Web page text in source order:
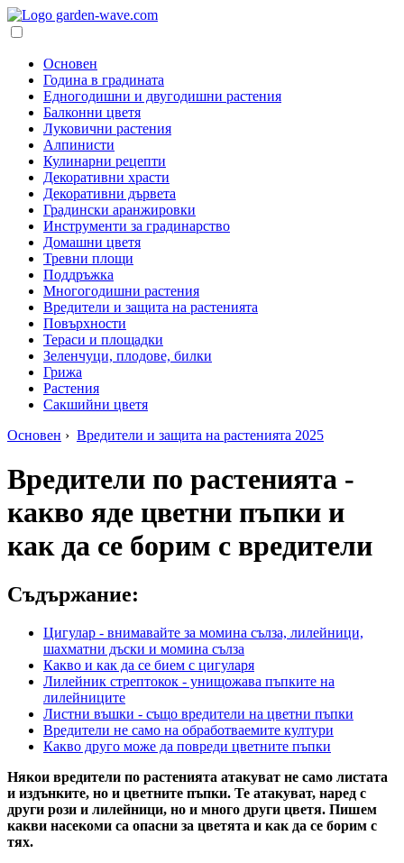
Основен
Година в градината
Едногодишни и двугодишни растения
Балконни цветя
Луковични растения
Алпинисти
Кулинарни рецепти
Декоративни храсти
Декоративни дървета
Градински аранжировки
Инструменти за градинарство
Домашни цветя
Тревни площи
Поддръжка
Многогодишни растения
Вредители и защита на растенията
Повърхности
Тераси и площадки
Зеленчуци, плодове, билки
Грижа
Растения
Сакшийни цветя
Основен › Вредители и защита на растенията 2025
Вредители по растенията -
какво яде цветни пъпки и
как да се борим с вредители
Съдържание:
Цигулар - внимавайте за момина сълза, лилейници,
шахматни дъски и момина сълза
Какво и как да се бием с цигуларя
Лилейник стрептокок - унищожава пъпките на
лилейниците
Листни въшки - също вредители на цветни пъпки
Вредители не само на обработваемите култури
Какво друго може да повреди цветните пъпки
Някои вредители по растенията атакуват не само листата
и издънките, но и цветните пъпки. Те атакуват, наред с
други рози и лилейници, но и много други цветя. Пишем
какви насекоми са опасни за цветята и как да се борим с
тях.